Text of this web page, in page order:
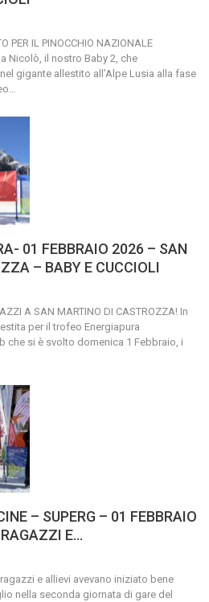
PER IL PINOCCHIO NAZIONALE
Nicolò, il nostro Baby 2, che
gigante allestito all’Alpe Lusia alla fase
…
01 FEBBRAIO 2026 – SAN
– BABY E CUCCIOLI
A SAN MARTINO DI CASTROZZA! In
per il trofeo Energiapura
che si è svolto domenica 1 Febbraio, i
– SUPERG – 01 FEBBRAIO
E…
e allievi avevano iniziato bene
nella seconda giornata di gare del